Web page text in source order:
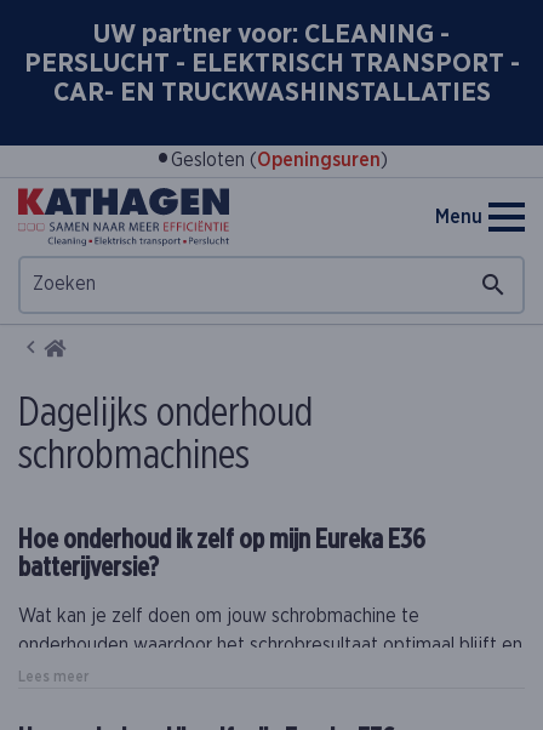
UW partner voor: CLEANING -
PERSLUCHT - ELEKTRISCH TRANSPORT -
CAR- EN TRUCKWASHINSTALLATIES
• Gesloten (Openingsuren)
Menu
Home
Dagelijks onderhoud
schrobmachines
Hoe onderhoud ik zelf op mijn Eureka E36
batterijversie?
Wat kan je zelf doen om jouw schrobmachine te
onderhouden waardoor het schrobresultaat optimaal blijft en
jouw machine het langste meegaat?
Naast dit onderhoud is het essentieel om minstens eenmaal
Lees meer